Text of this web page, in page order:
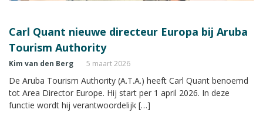
Carl Quant nieuwe directeur Europa bij Aruba
Tourism Authority
Kim van den Berg 5 maart 2026
De Aruba Tourism Authority (A.T.A.) heeft Carl Quant benoemd
tot Area Director Europe. Hij start per 1 april 2026. In deze
functie wordt hij verantwoordelijk […]